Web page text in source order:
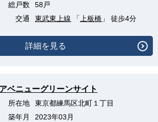
総戸数
58戸
交通
東武東上線 「 上板橋 」 徒歩4分
詳細を見る
ベニューグリーンサイト
所在地
東京都練馬区北町１丁目
築年月
2023年03月